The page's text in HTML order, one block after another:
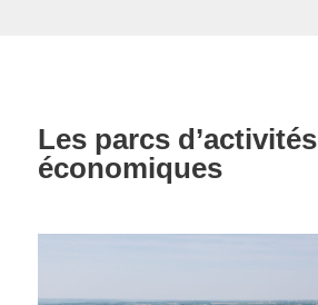
Les parcs d’activités
économiques